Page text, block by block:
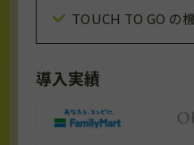
TOUCH TO GO の
導入実績